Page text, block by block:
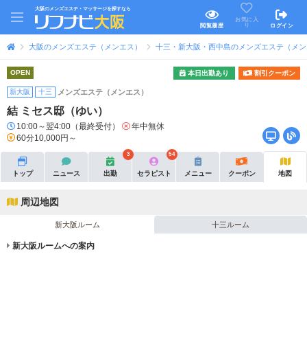
大阪のメンズエステ・マッサージを探すなら
閲覧履歴
お気に入
り
ログイン
大阪のメンズエステ（メンエス） 十三・新大阪・西中島のメンズエステ（メ
OPEN 本日出勤あり 割引クーポン
新大阪 十三 メンズエステ（メンエス）
結 ミセス邸（ゆい）
10:00～翌4:00（最終受付）
年中無休
60分10,000円～
トップ ニュース 出勤
3
セラピスト
54
メニュー クーポン 地図
周辺地図
新大阪ルーム 十三ルーム
新大阪ルームへの案内